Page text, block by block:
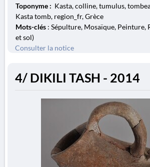
Toponyme : Kasta, colline, tumulus,
Kasta tomb, region_fr, Grèce
Mots-clés : Sépulture, Mosaïque, Peinture,
et sol)
Consulter la notice
4/ DIKILI TASH - 2014